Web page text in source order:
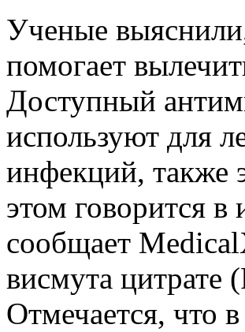
Учeныe
помогает
Доступный
используют для
инфекций, также
этом говорится в
сообщает
висмута цитрате
Отмечается, что